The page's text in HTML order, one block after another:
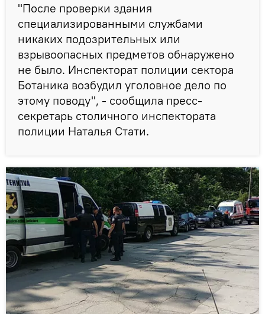
"После проверки здания
специализированными службами
никаких подозрительных или
взрывоопасных предметов обнаружено
не было. Инспекторат полиции сектора
Ботаника возбудил уголовное дело по
этому поводу", - сообщила пресс-
секретарь столичного инспектората
полиции Наталья Стати.